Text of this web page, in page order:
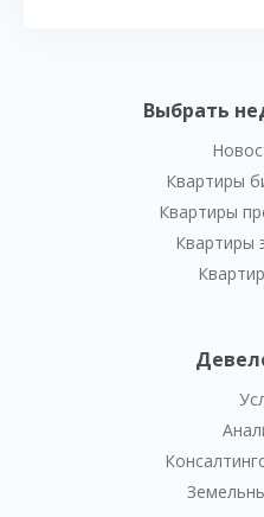
Выбрать
Квартиры
Квартиры
Квартиры